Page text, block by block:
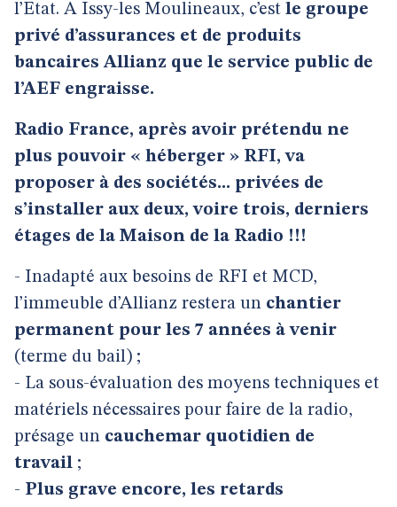
l’Etat. A Issy-les Moulineaux, c’est le groupe
privé d’assurances et de produits
bancaires Allianz que le service public de
l’AEF engraisse.
Radio France, après avoir prétendu ne
plus pouvoir « héberger » RFI, va
proposer à des sociétés... privées de
s’installer aux deux, voire trois, derniers
étages de la Maison de la Radio !!!
- Inadapté aux besoins de RFI et MCD,
l’immeuble d’Allianz restera un chantier
permanent pour les 7 années à venir
(terme du bail) ;
- La sous-évaluation des moyens techniques et
matériels nécessaires pour faire de la radio,
présage un cauchemar quotidien de
travail ;
- Plus grave encore, les retards